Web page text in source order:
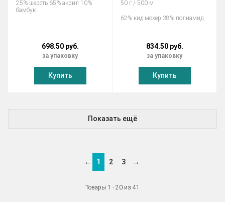
25% шерсть 65% акрил 10%
бамбук
698.50 руб.
за упаковку
Купить
50 г / 500 м
62% кид мохер 38% полиамид
834.50 руб.
за упаковку
Купить
Показать ещё
Товары 1 - 20 из 41
← 1 2 3 →